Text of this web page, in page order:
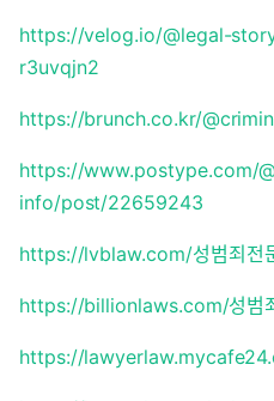
https://velog.io/@legal-
r3uvqjn2
https://brunch.co.kr/
https://www.postype.com/
info/post/22659243
https://lvblaw.com/성범죄전
https://billionlaws.com/성범
https://